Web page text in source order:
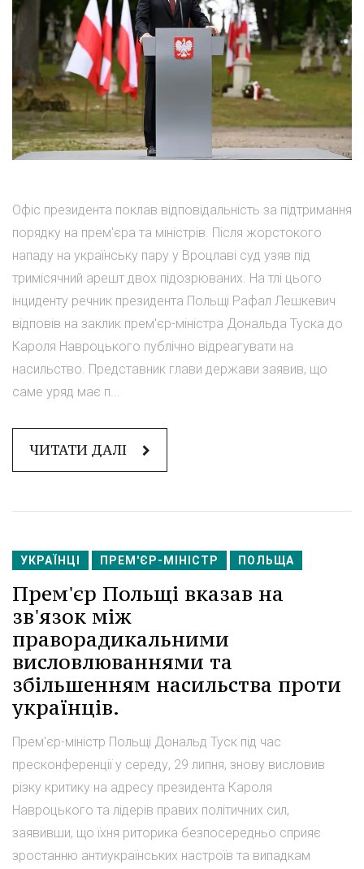
Офіс президента поклав відповідальність за підтримання
порядку на прем'єра та міністрів. Після жорстокого
нападу на українську пару у Вроцлаві суд узяв під
тримісячний арешт двох підозрюваних. На тлі цього
інциденту речник президента Польщі Рафал Лешкевич
відповів на заклик прем'єр-міністра Дональда Туска до
Кароля Навроцького публічно відреагувати на
насильство. Представник глави держави заявив, що
саме уряд має п...
ЧИТАТИ ДАЛІ
УКРАЇНЦІ ПРЕМ'ЄР-МІНІСТР ПОЛЬЩА
Прем'єр Польщі вказав на
зв'язок між
праворадикальними
висловлюваннями та
збільшенням насильства проти
українців.
Прем'єр-міністр Польщі Дональд Туск під час
пресконференції у середу, 29 липня, знову висловив
різку критику на адресу президента Кароля
Навроцького та лідерів правих політичних сил,
заявивши, що їхня риторика безпосередньо сприяє
зростанню антиукраїнських настроїв та випадкам